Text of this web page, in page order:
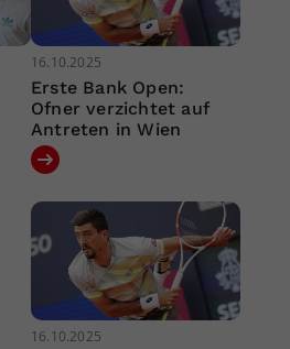
16.10.2025
Erste Bank Open:
Ofner verzichtet auf
Antreten in Wien
16.10.2025